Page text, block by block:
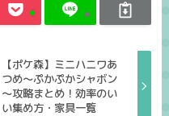
【ポケ森】ミニハニワあ
つめ～ぷかぷかシャボン
～攻略まとめ！効率のい
い集め方・家具一覧